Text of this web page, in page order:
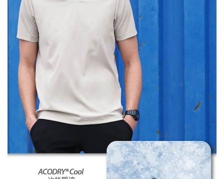
※ 還是不確定自己適合什麼尺寸嗎？歡迎